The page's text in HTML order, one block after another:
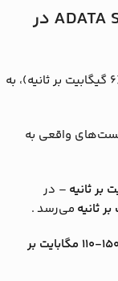
۲. سرعت واقعی ADATA SU650 256GB در
در شرایط عادی و با اتصال به پورت SATA III (۶ گیگابیت بر ثانیه)، به
واقعی به
– در
می‌رسد.
۱۱۰-۱۵۰ مگابایت بر